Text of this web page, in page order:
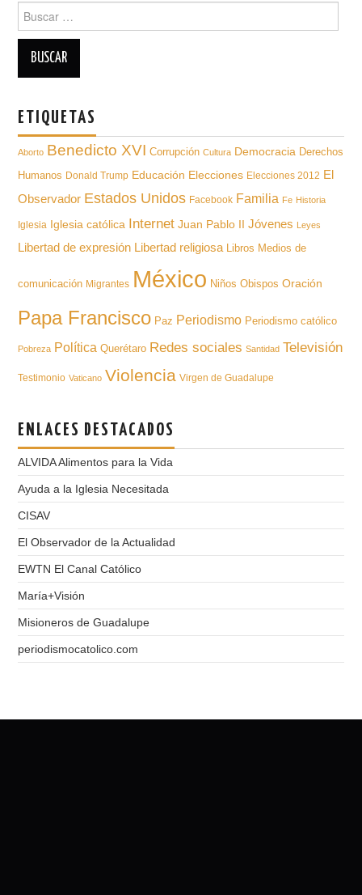
para:
ETIQUETAS
Aborto Benedicto XVI Corrupción Cultura Democracia Derechos
Humanos Donald Trump Educación Elecciones Elecciones 2012 El
Observador Estados Unidos Facebook Familia Fe Historia
Iglesia Iglesia católica Internet Juan Pablo II Jóvenes Leyes
Libertad de expresión Libertad religiosa Libros Medios de
comunicación Migrantes México Niños Obispos Oración
Papa Francisco Paz Periodismo Periodismo católico
Pobreza Política Querétaro Redes sociales Santidad Televisión
Testimonio Vaticano Violencia Virgen de Guadalupe
ENLACES DESTACADOS
ALVIDA Alimentos para la Vida
Ayuda a la Iglesia Necesitada
CISAV
El Observador de la Actualidad
EWTN El Canal Católico
María+Visión
Misioneros de Guadalupe
periodismocatolico.com